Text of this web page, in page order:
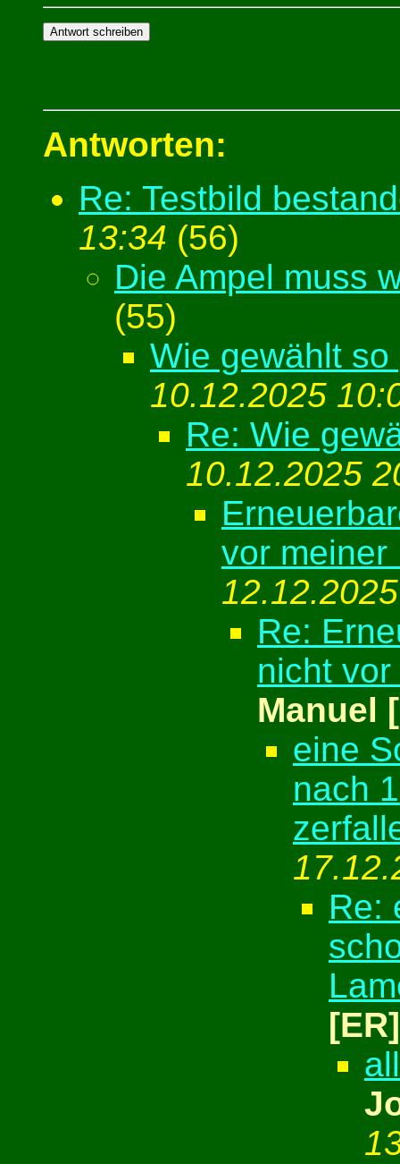
Antworten:
Re: Testbild
13:34 (56)
Die Ampel muss
(55)
Wie gewählt so
10.12.2025
Re: Wie
10.12.2025
vor meiner
Re:
nicht
Manuel
eine
nach
Re:
[ER]